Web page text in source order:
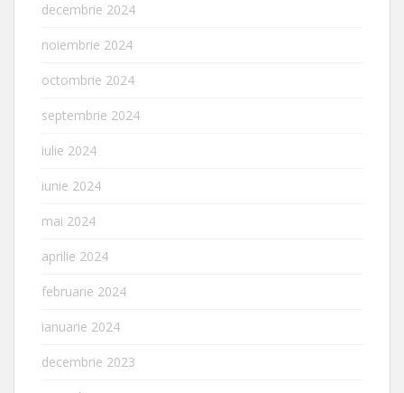
decembrie 2024
noiembrie 2024
octombrie 2024
septembrie 2024
iulie 2024
iunie 2024
mai 2024
aprilie 2024
februarie 2024
ianuarie 2024
decembrie 2023